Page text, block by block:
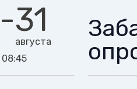
-31
августа
08:45